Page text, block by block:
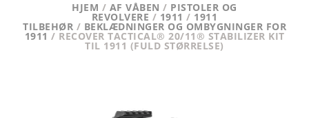
HJEM / AF VÅBEN / PISTOLER OG
REVOLVERE / 1911 / 1911
TILBEHØR / BEKLÆDNINGER OG OMBYGNINGER FOR
1911 / RECOVER TACTICAL® 20/11® STABILIZER KIT
TIL 1911 (FULD STØRRELSE)